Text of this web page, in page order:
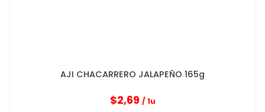
AJI CHACARRERO JALAPEÑO 165g
$2,69 / 1u